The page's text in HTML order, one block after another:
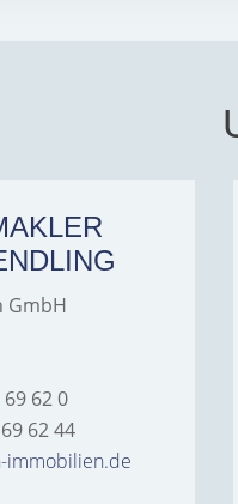
GmbH
62 0
62 44
immobilien.de